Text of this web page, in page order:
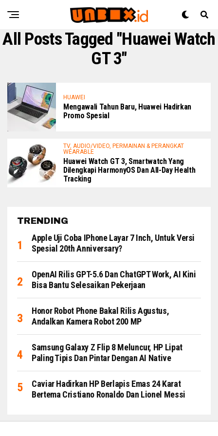
All Posts Tagged "Huawei Watch
GT 3"
HUAWEI
Mengawali Tahun Baru, Huawei Hadirkan
Promo Spesial
TV, AUDIO/VIDEO, PERMAINAN & PERANGKAT
WEARABLE
Huawei Watch GT 3, Smartwatch Yang
Dilengkapi HarmonyOS Dan All-Day Health
Tracking
TRENDING
Apple Uji Coba IPhone Layar 7 Inch, Untuk Versi
Spesial 20th Anniversary?
OpenAI Rilis GPT-5.6 Dan ChatGPT Work, AI Kini
Bisa Bantu Selesaikan Pekerjaan
Honor Robot Phone Bakal Rilis Agustus,
Andalkan Kamera Robot 200 MP
Samsung Galaxy Z Flip 8 Meluncur, HP Lipat
Paling Tipis Dan Pintar Dengan AI Native
Caviar Hadirkan HP Berlapis Emas 24 Karat
Bertema Cristiano Ronaldo Dan Lionel Messi